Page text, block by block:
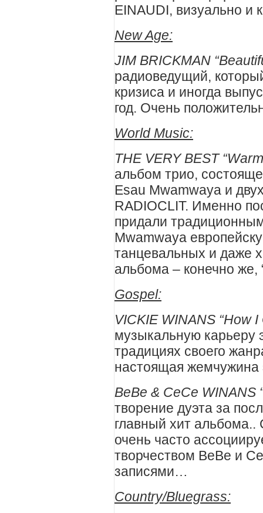
EINAUDI, визуально и
NewAge:
JIM BRICKMAN
радиоведущий,
кризиса и иногда
год. Очень
World Music:
THE VERY BEST
альбом трио,
Esau Mwamwaya и
RADIOCLIT. Именно
придали
Mwamwaya
танцевальных и даже
альбома – конечно же,
Gospel:
VICKIE WINANS “How I
музыкальную карьеру
традициях своего
настоящая жемчужина
BeBe & CeCe WINANS
творение дуэта за
главный хит
очень часто
творчеством BeBe и
записями…
Country/Bluegrass: